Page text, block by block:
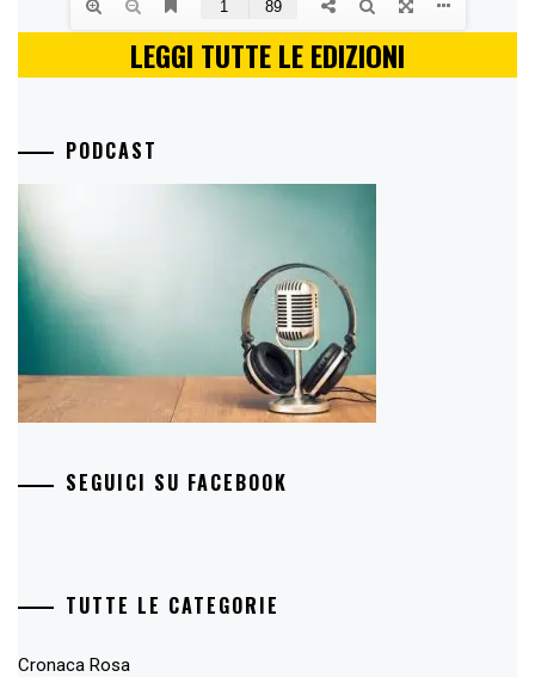
LEGGI TUTTE LE EDIZIONI
PODCAST
SEGUICI SU FACEBOOK
TUTTE LE CATEGORIE
Cronaca Rosa